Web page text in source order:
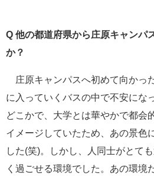
Q 他の都道府県から庄原キャンパ
か？
庄原キャンパスへ初めて向かっ
に入っていくバスの中で不安にな
どこかで、大学とは華やかで都会
イメージしていたため、あの景色
した(笑)。しかし、人同士がとて
く過ごせる環境でした。あの環境